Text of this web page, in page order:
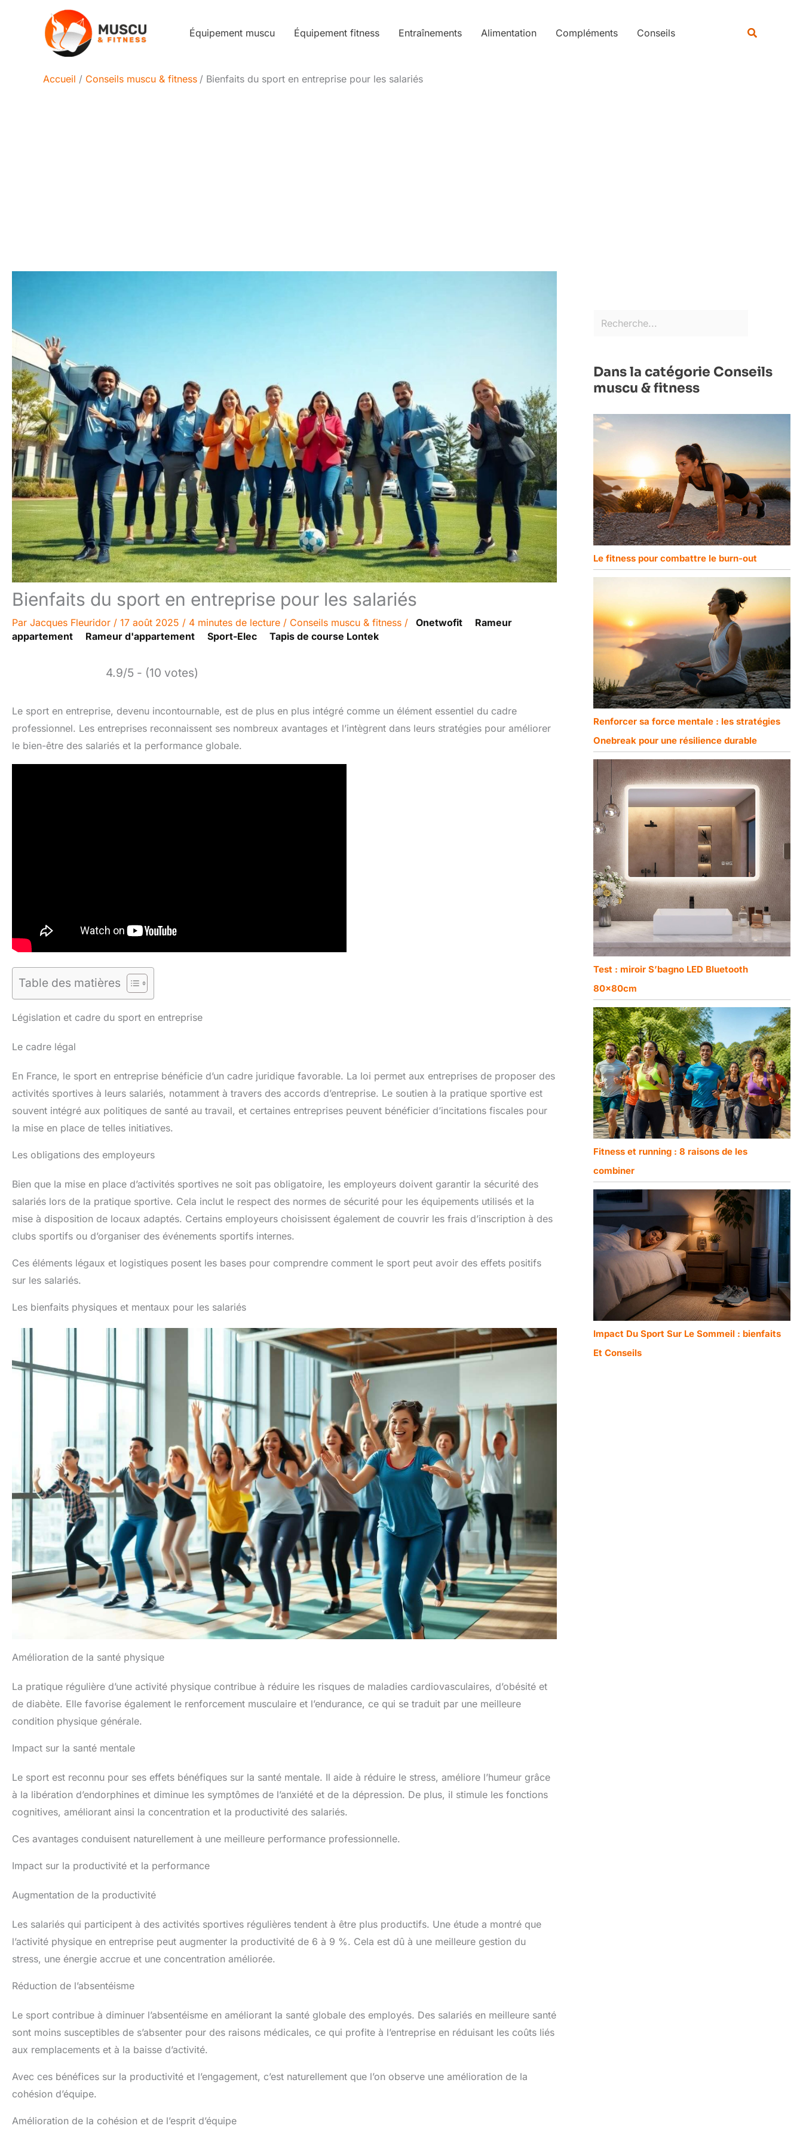
Équipement muscu Équipement fitness Entraînements Alimentation Compléments Conseils
Accueil Conseils muscu & fitness Bienfaits du sport en entreprise pour les salariés
Bienfaits du sport en entreprise pour les salariés
Par Jacques Fleuridor / 17 août 2025 / 4 minutes de lecture / Conseils muscu & fitness / Onetwofit
Rameur
appartement
Rameur d'appartement Sport-Elec Tapis de course Lontek
4.9/5 - (10 votes)
Le sport en entreprise, devenu incontournable, est de plus en plus intégré comme un élément essentiel du cadre
professionnel. Les entreprises reconnaissent ses nombreux avantages et l’intègrent dans leurs stratégies pour améliorer
le bien-être des salariés et la performance globale.
Table des matières
Législation et cadre du sport en entreprise
Le cadre légal
En France, le sport en entreprise bénéficie d’un cadre juridique favorable. La loi permet aux entreprises de proposer des
activités sportives à leurs salariés, notamment à travers des accords d’entreprise. Le soutien à la pratique sportive est
souvent intégré aux politiques de santé au travail, et certaines entreprises peuvent bénéficier d’incitations fiscales pour
la mise en place de telles initiatives.
Les obligations des employeurs
Bien que la mise en place d’activités sportives ne soit pas obligatoire, les employeurs doivent garantir la sécurité des
salariés lors de la pratique sportive. Cela inclut le respect des normes de sécurité pour les équipements utilisés et la
mise à disposition de locaux adaptés. Certains employeurs choisissent également de couvrir les frais d’inscription à des
clubs sportifs ou d’organiser des événements sportifs internes.
Ces éléments légaux et logistiques posent les bases pour comprendre comment le sport peut avoir des effets positifs
sur les salariés.
Les bienfaits physiques et mentaux pour les salariés
Amélioration de la santé physique
La pratique régulière d’une activité physique contribue à réduire les risques de maladies cardiovasculaires, d’obésité et
de diabète. Elle favorise également le renforcement musculaire et l’endurance, ce qui se traduit par une meilleure
condition physique générale.
Impact sur la santé mentale
Le sport est reconnu pour ses effets bénéfiques sur la santé mentale. Il aide à réduire le stress, améliore l’humeur grâce
à la libération d’endorphines et diminue les symptômes de l’anxiété et de la dépression. De plus, il stimule les fonctions
cognitives, améliorant ainsi la concentration et la productivité des salariés.
Ces avantages conduisent naturellement à une meilleure performance professionnelle.
Impact sur la productivité et la performance
Augmentation de la productivité
Les salariés qui participent à des activités sportives régulières tendent à être plus productifs. Une étude a montré que
l’activité physique en entreprise peut augmenter la productivité de 6 à 9 %. Cela est dû à une meilleure gestion du
stress, une énergie accrue et une concentration améliorée.
Réduction de l’absentéisme
Le sport contribue à diminuer l’absentéisme en améliorant la santé globale des employés. Des salariés en meilleure santé
sont moins susceptibles de s’absenter pour des raisons médicales, ce qui profite à l’entreprise en réduisant les coûts liés
aux remplacements et à la baisse d’activité.
Avec ces bénéfices sur la productivité et l’engagement, c’est naturellement que l’on observe une amélioration de la
cohésion d’équipe.
Amélioration de la cohésion et de l’esprit d’équipe
Dans la catégorie Conseils
muscu & fitness
Le fitness pour combattre le burn-out
Renforcer sa force mentale : les stratégies
Onebreak pour une résilience durable
Test : miroir S’bagnо LED Bluetooth
80x80cm
Fitness et running : 8 raisons de les
combiner
Impact Du Sport Sur Le Sommeil : bienfaits
Et Conseils